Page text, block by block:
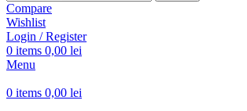
Compare
Wishlist
Login / Register
0 items 0,00 lei
Menu
0 items 0,00 lei